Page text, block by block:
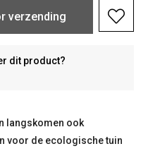
verzending
dit product?
langskomen ook
voor de ecologische tuin